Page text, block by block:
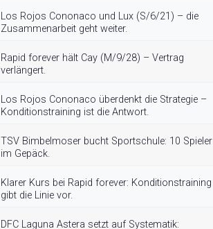
Los Rojos Cononaco und Lux (S/6/21) – die
Zusammenarbeit geht weiter.
Rapid forever hält Cay (M/9/28) – Vertrag
verlängert.
Los Rojos Cononaco überdenkt die Strategie –
Konditionstraining ist die Antwort.
TSV Bimbelmoser bucht Sportschule: 10 Spieler
im Gepäck.
Klarer Kurs bei Rapid forever: Konditionstraining
gibt die Linie vor.
DFC Laguna Astera setzt auf Systematik: